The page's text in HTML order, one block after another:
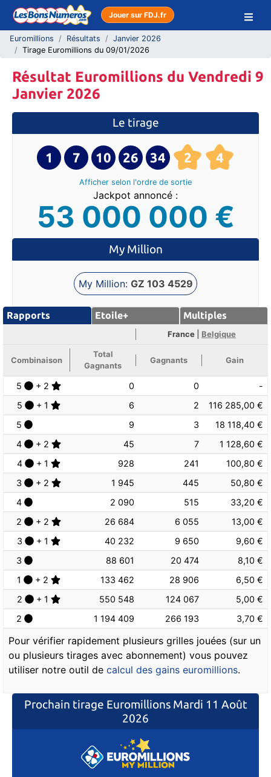
Jouer sur FDJ.fr
Euromillions Résultats
Janvier 2026
Tirage Euromillions du 09/01/2026
Résultat Euromillions du Vendredi 9
Janvier 2026
Le tirage
1 7 10 26 34 2 4
Afficher selon l'ordre de sortie
Jackpot annoncé :
53 000 000 €
My Million
My Million: GZ 103 4529
Rapports Etoile+ Multiples
France Belgique
Combinaison
Total
Gagnants
Gagnants Gain
5 + 2 0 0
-
5
+ 1 6 2
116 285,00 €
5
9 3
18 118,40 €
4
+ 2 45 7
1 128,60 €
4
+ 1 928 241
100,80 €
3
+ 2 1 945 445
50,80 €
4
2 090 515
33,20 €
2
+ 2 26 684 6 055
13,00 €
3
+ 1 40 232 9 650
9,60 €
3
88 601 20 474
8,10 €
1
+ 2 133 462 28 906
6,50 €
2
+ 1 550 548 124 067
5,00 €
2
1 194 409 266 193 3,70 €
Pour vérifier rapidement plusieurs grilles jouées (sur un
ou plusieurs tirages avec abonnement) vous pouvez
utiliser notre outil de calcul des gains euromillions.
Prochain tirage Euromillions Mardi 11 Août
2026